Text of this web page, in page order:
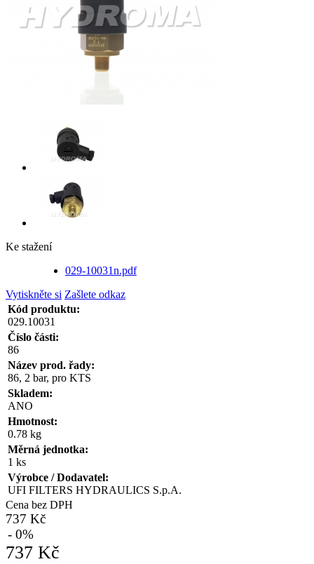
Ke stažení
029-10031n.pdf
Vytiskněte si Zašlete odkaz
Kód produktu:
029.10031
Číslo části:
86
Název prod. řady:
86, 2 bar, pro KTS
Skladem:
ANO
Hmotnost:
0.78 kg
Měrná jednotka:
1 ks
Výrobce / Dodavatel:
UFI FILTERS HYDRAULICS S.p.A.
Cena bez DPH
737 Kč
- 0%
737 Kč